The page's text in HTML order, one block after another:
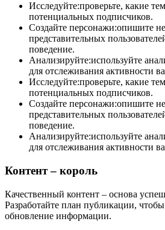
Исследуйте:проверьте, какие
потенциальных подписчиков.
Создайте персонажи:опишите
представительных
поведение.
Анализируйте:используйте
для отслеживания активности
Исследуйте:проверьте, какие
потенциальных подписчиков.
Создайте персонажи:опишите
представительных
поведение.
Анализируйте:используйте
для отслеживания активности
Контент – король
Качественный контент – основа
Разработайте план публикации,
обновление информации.